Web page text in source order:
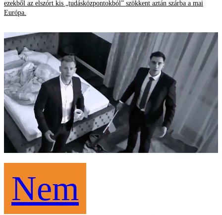
ezekből az elszórt kis „tudásközpontokból” szökkent aztán szárba a mai
Európa.
Nem